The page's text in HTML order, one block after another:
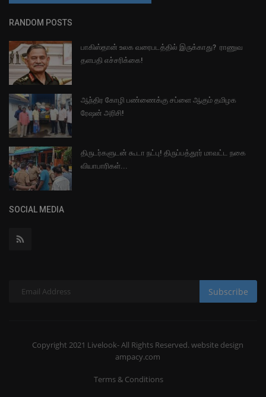
RANDOM POSTS
பாகிஸ்தான் உலக வரைபடத்தில் இருக்காது? ராணுவ
தளபதி எச்சரிக்கை!
ஆந்திர கோழி பண்ணைக்கு சப்ளை ஆகும் தமிழக
ரேஷன் அரிசி!
திருடர்களுடன் கூடா நட்பு! திருப்பத்தூர் மாவட்ட நகை
வியாபாரிகள்...
SOCIAL MEDIA
Subscribe
Copyright 2021 Livelook- All Rights Reserved. website design
ampacy.com
Terms & Conditions